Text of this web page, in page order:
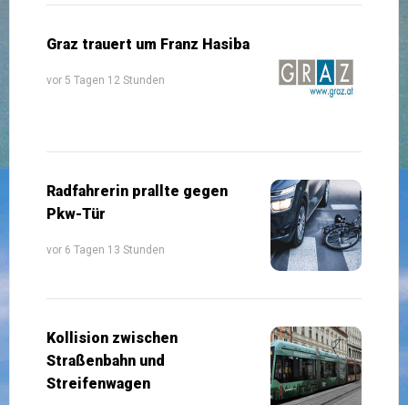
Graz trauert um Franz Hasiba
vor 5 Tagen 12 Stunden
Radfahrerin prallte gegen
Pkw-Tür
vor 6 Tagen 13 Stunden
Kollision zwischen
Straßenbahn und
Streifenwagen